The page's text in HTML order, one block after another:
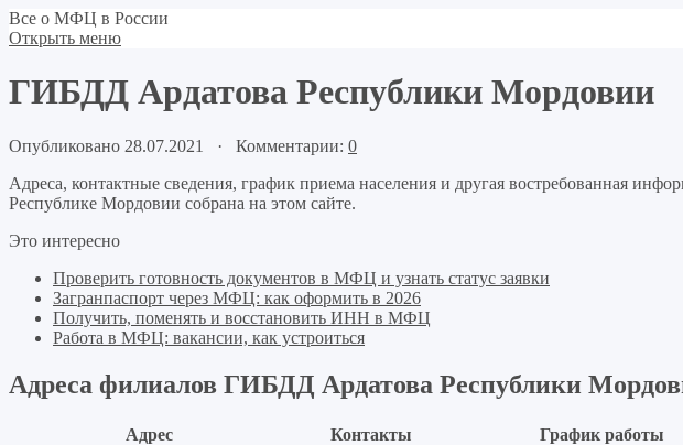
Все о МФЦ в России
Открыть меню
ГИБДД Ардатова Республики Мордовии
Опубликовано 28.07.2021 · Комментарии: 0
Адреса, контактные сведения, график приема населения и другая востребованная
Республике Мордовии собрана на этом сайте.
Это интересно
Проверить готовность документов в МФЦ и узнать статус заявки
Загранпаспорт через МФЦ: как оформить в 2026
Получить, поменять и восстановить ИНН в МФЦ
Работа в МФЦ: вакансии, как устроиться
Адреса филиалов ГИБДД Ардатова Республики
Адрес Контакты График работы